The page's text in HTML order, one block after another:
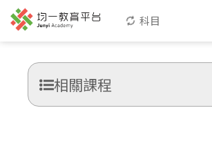
科目
相關課程